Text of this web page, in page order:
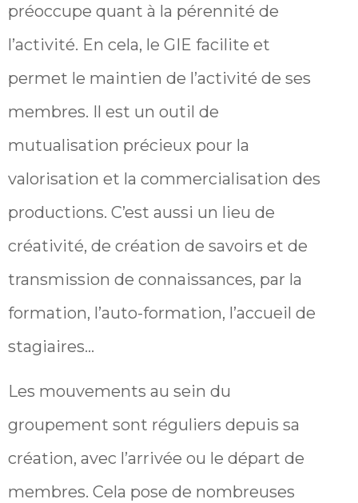
préoccupe quant à la pérennité de
l’activité. En cela, le GIE facilite et
permet le maintien de l’activité de ses
membres. Il est un outil de
mutualisation précieux pour la
valorisation et la commercialisation des
productions. C’est aussi un lieu de
créativité, de création de savoirs et de
transmission de connaissances, par la
formation, l’auto-formation, l’accueil de
stagiaires…
Les mouvements au sein du
groupement sont réguliers depuis sa
création, avec l’arrivée ou le départ de
membres. Cela pose de nombreuses